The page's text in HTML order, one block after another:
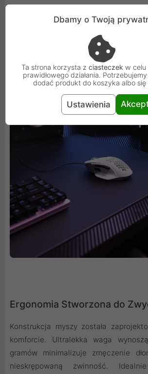
spektakularnemu podświetleniu RGB,
miliona kolorów i 8 gotowych
Ergonomia Stworzona do
Konstrukcja myszy została
komforcie. Ultralekka waga
gramów minimalizuje zmęczenie
nieskrępowaną zwinność.
Dbamy o Twoją
Ta strona korzysta z ciasteczek w celu
prawidłowego działania.
dodać produkt do koszyka albo się
Ustawienia